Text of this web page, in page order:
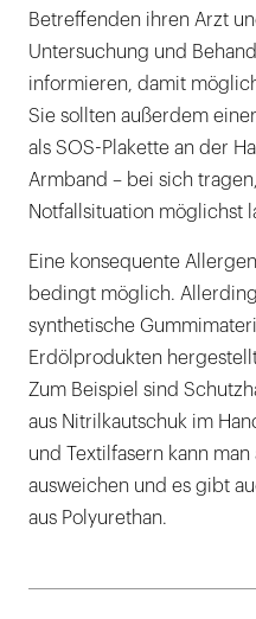
Betreffenden ihren Arzt
Untersuchung und
informieren, damit
Sie sollten außerdem
als SOS-Plakette an der
Armband – bei sich
Notfallsituation möglichst
Eine konsequente
bedingt möglich.
synthetische
Erdölprodukten
Zum Beispiel sind
aus Nitrilkautschuk im
und Textilfasern kann man
ausweichen und es gibt
aus Polyurethan.